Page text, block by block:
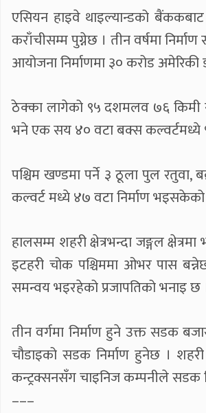
एसियन हाइवे थाइल्यान्डको बैंककबाट
कराँचीसम्म पुग्नेछ । तीन वर्षमा
आयोजना निर्माणमा ३० करोड
ठेक्का लागेको ९५ दशमलव ७६ किमी
भने एक सय ४० वटा बक्स कल्वर्टमध्ये
पश्चिम खण्डमा पर्ने ३ ठूला पुल
कल्वर्ट मध्ये ४७ वटा निर्माण
हालसम्म शहरी क्षेत्रभन्दा जङ्गल
इटहरी चोक पश्चिममा ओभर पास
समन्वय भइरहेको प्रजापतिको भनाइ छ
तीन वर्गमा निर्माण हुने उक्त सडक
चौडाइको सडक निर्माण हुनेछ ।
कन्ट्रक्सनसँग चाइनिज कम्पनीले सडक
–––